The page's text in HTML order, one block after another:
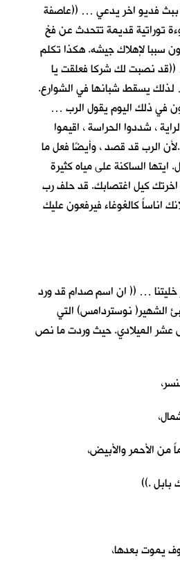
ببث فديو اخر يدعي … ((عاصفة
توراتية قديمة تتحدث عن فخ
سببا لإهلاك جيشه. هكذا تكلم
((قد نصبت لك شركا فعلقت يا
يسقط شبانها في الشوارع.
في ذلك اليوم يقول الرب …
، شددوا الحراسة ، اقيموا
الرب قد قصد ، وأيضًا فعل ما
الساكنة على مياه كثيرة
اخرتك كيل اغتصابك. قد حلف رب
اناساً كالغوغاء فيرفعون عليك
… (( ان اسم صدام قد ورد
الشهير( نوستردامس) التي
عشر الميلادي. حيث وردت ما نص
الأحمر والأبيض،
.))
يموت بعدها،